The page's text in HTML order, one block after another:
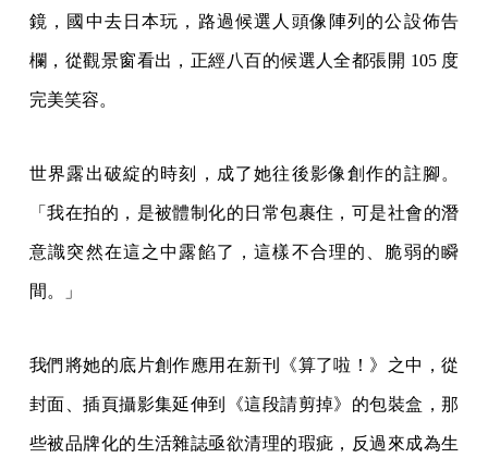
鏡，國中去日本玩，路過候選人頭像陣列的公設佈告
欄，從觀景窗看出，正經八百的候選人全都張開 105 度
完美笑容。
世界露出破綻的時刻，成了她往後影像創作的註腳。
「我在拍的，是被體制化的日常包裹住，可是社會的潛
意識突然在這之中露餡了，這樣不合理的、脆弱的瞬
間。」
我們將她的底片創作應用在新刊《算了啦！》之中，從
封面、插頁攝影集延伸到《這段請剪掉》的包裝盒，那
些被品牌化的生活雜誌亟欲清理的瑕疵，反過來成為生